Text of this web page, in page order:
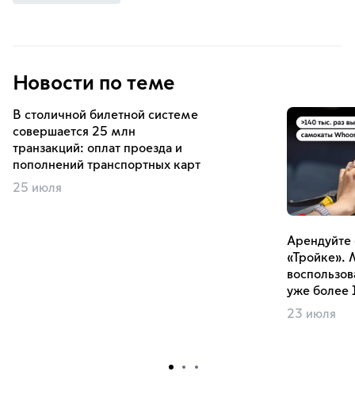
Новости по теме
В столичной билетной системе
совершается 25 млн
транзакций: оплат проезда и
пополнений транспортных карт
25 июля
Арендуйте
«Тройке».
уже более
23 июля